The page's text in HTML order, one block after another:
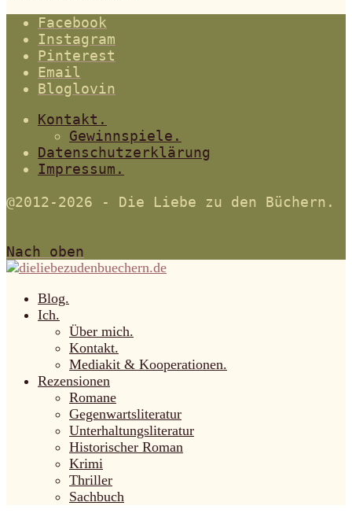
Facebook
Instagram
Pinterest
Email
Bloglovin
Kontakt.
Gewinnspiele.
Datenschutzerklärung
Impressum.
@2012-2026 - Die Liebe zu den Büchern.
Nach oben
Blog.
Ich.
Über mich.
Kontakt.
Mediakit & Kooperationen.
Rezensionen
Romane
Gegenwartsliteratur
Unterhaltungsliteratur
Historischer Roman
Krimi
Thriller
Sachbuch